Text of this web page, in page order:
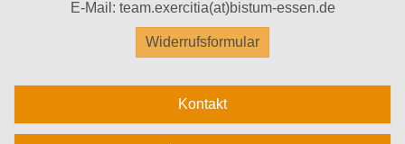
E-Mail: team.exercitia(at)bistum-essen.de
Widerrufsformular
Kontakt